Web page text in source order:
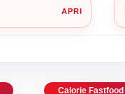
Calorie Fastfood